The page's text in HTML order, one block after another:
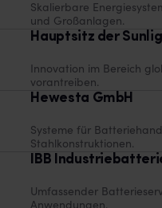
Skalierbare
und Großanlagen.
Hauptsitz der
Innovation im Bereich
vorantreiben.
Hewesta GmbH
Systeme für
Stahlkonstruktionen.
IBB
Umfassender
Anwendungen.